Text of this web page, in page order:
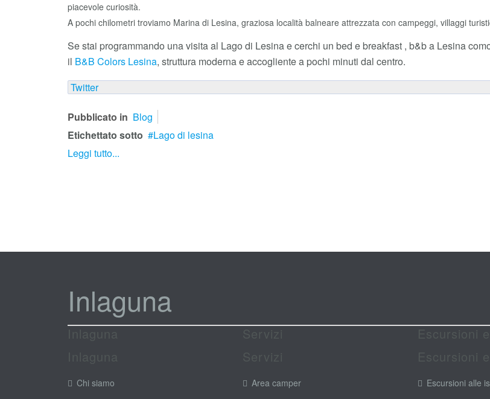
piacevole curiosità.
A pochi chilometri troviamo Marina di Lesina, graziosa località balneare attrezzata con campeggi, villaggi
Se stai programmando una visita al Lago di Lesina e cerchi un bed e breakfast , b&b a Lesina
il B&B Colors Lesina, struttura moderna e accogliente a pochi minuti dal centro.
Twitter
Pubblicato in Blog
Etichettato sotto
Lago di lesina
Leggi tutto...
Inlaguna
Chi siamo
Area camper
Escursioni alle